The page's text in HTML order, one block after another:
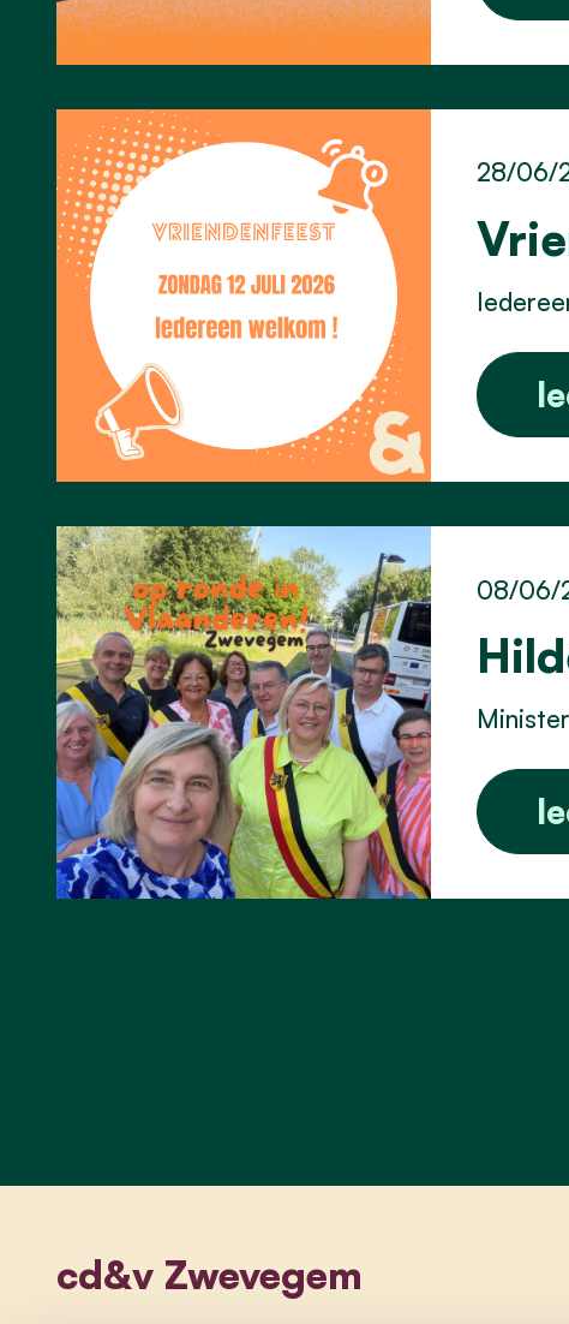
28/06/
08/06/
cd&v Zwevegem